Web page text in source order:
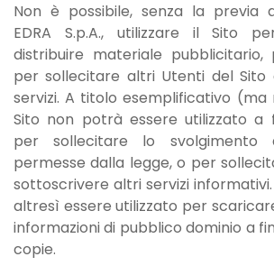
Non è possibile, senza la previa
EDRA S.p.A., utilizzare il Sito
distribuire materiale pubblicitario,
per sollecitare altri Utenti del Sito
servizi. A titolo esemplificativo (ma
Sito non potrà essere utilizzato a
per sollecitare lo
permesse dalla legge, o per
sottoscrivere altri servizi
altresì essere utilizzato per
informazioni di pubblico dominio a
copie.